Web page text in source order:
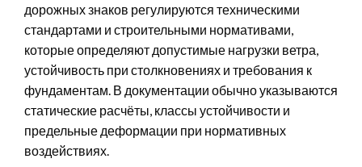
дорожных знаков регулируются техническими
стандартами и строительными нормативами,
которые определяют допустимые нагрузки ветра,
устойчивость при столкновениях и требования к
фундаментам. В документации обычно указываются
статические расчёты, классы устойчивости и
предельные деформации при нормативных
воздействиях.